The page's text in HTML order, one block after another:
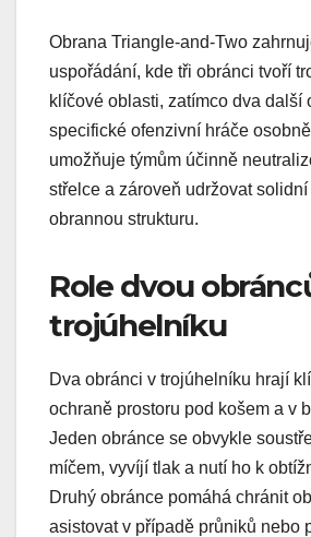
Obrana Triangle-and-Two
uspořádání, kde tři obránci tvoří
klíčové oblasti, zatímco dva další
specifické ofenzivní hráče
umožňuje týmům účinně
střelce a zároveň udržovat
obrannou strukturu.
Role dvou
trojúhelníku
Dva obránci v trojúhelníku hrají
ochraně prostoru pod košem a v
Jeden obránce se obvykle
míčem, vyvíjí tlak a nutí ho k
Druhý obránce pomáhá chránit
asistovat v případě průniků nebo